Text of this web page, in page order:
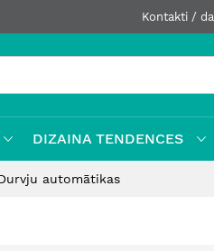
Kontakti /
DIZAINA TENDENCES
automātikas